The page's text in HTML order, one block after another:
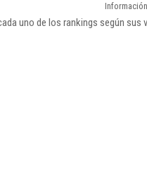
uno de los rankings según sus